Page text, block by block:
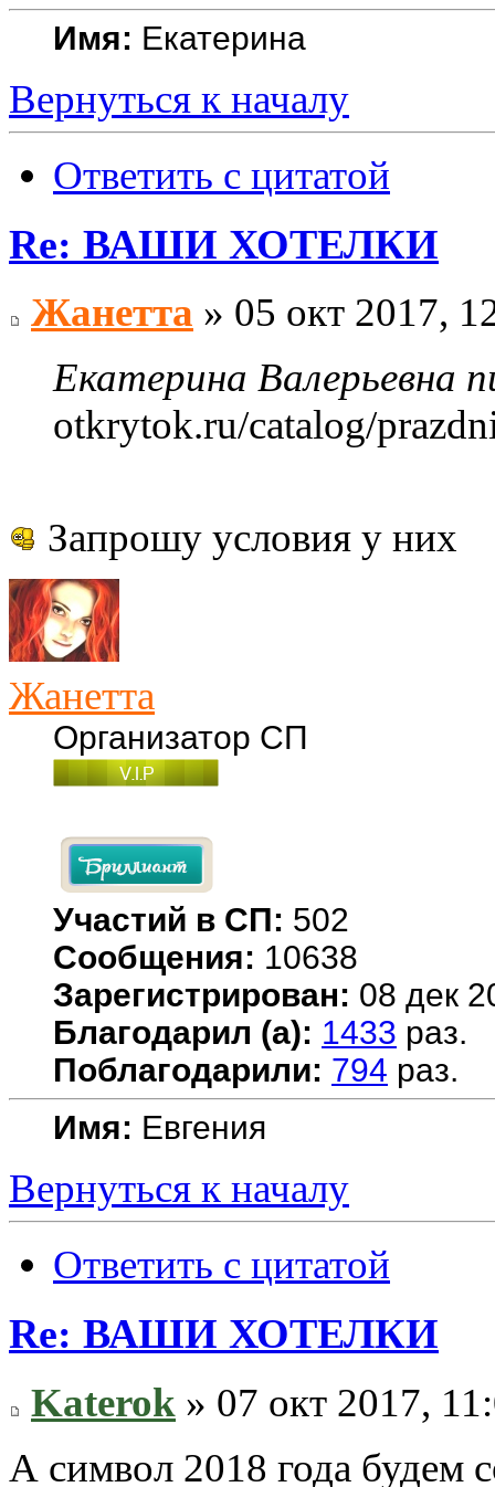
Имя: Екатерина
Вернуться к началу
Ответить с цитатой
Re: ВАШИ ХОТЕЛКИ
Жанетта » 05 окт 2017,
Екатерина Валерьевна
otkrytok.ru/catalog/
Запрошу условия у них
Жанетта
Организатор СП
Участий в СП: 502
Сообщения: 10638
Зарегистрирован: 08 дек
Благодарил (а): 1433 раз.
Поблагодарили: 794 раз.
Имя: Евгения
Вернуться к началу
Ответить с цитатой
Re: ВАШИ ХОТЕЛКИ
Katerok » 07 окт 2017,
А символ 2018 года будем